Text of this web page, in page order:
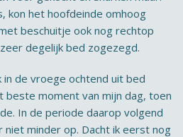
kon het hoofdeinde omhoog
beschuitje ook nog rechtop
degelijk bed zogezegd.
in de vroege ochtend uit bed
moment van mijn dag, toen
In de periode daarop volgend
niet minder op. Dacht ik eerst nog